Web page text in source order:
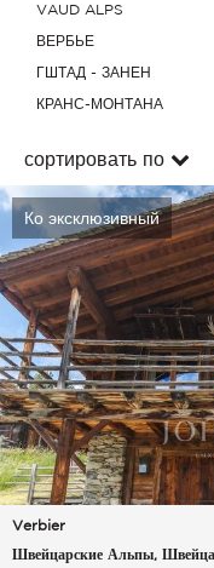
VAUD ALPS
ВЕРБЬЕ
ГШТАД - ЗАНЕН
КРАНС-МОНТАНА
сортировать по
Ко эксклюзивный
Verbier
Швейцарские Альпы,